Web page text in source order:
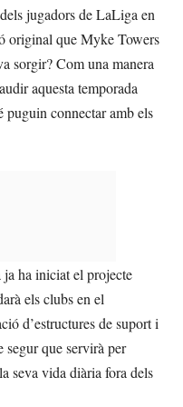
jugadors de LaLiga en
original que Myke Towers
sorgir? Com una manera
aquesta temporada
puguin connectar amb els
ha iniciat el projecte
els clubs en el
d’estructures de suport i
que servirà per
seva vida diària fora dels